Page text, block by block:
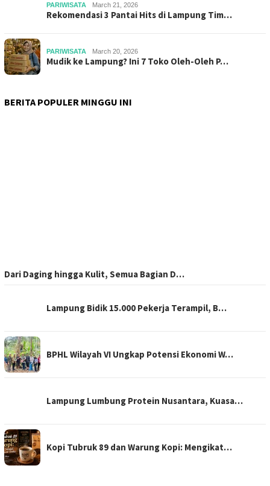
PARIWISATA March 21, 2026
Rekomendasi 3 Pantai Hits di Lampung Tim…
PARIWISATA March 20, 2026
Mudik ke Lampung? Ini 7 Toko Oleh-Oleh P…
BERITA POPULER MINGGU INI
Dari Daging hingga Kulit, Semua Bagian D…
Lampung Bidik 15.000 Pekerja Terampil, B…
BPHL Wilayah VI Ungkap Potensi Ekonomi W…
Lampung Lumbung Protein Nusantara, Kuasa…
Kopi Tubruk 89 dan Warung Kopi: Mengikat…